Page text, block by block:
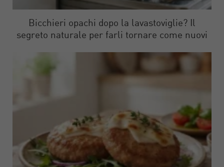
Bicchieri opachi dopo la lavastoviglie? Il
segreto naturale per farli tornare come nuovi